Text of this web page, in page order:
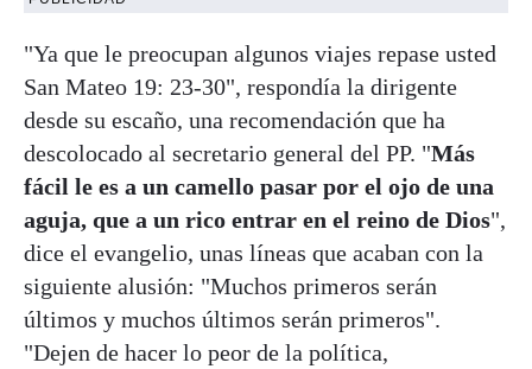
"Ya que le preocupan algunos viajes repase usted
San Mateo 19: 23-30", respondía la dirigente
desde su escaño, una recomendación que ha
descolocado al secretario general del PP. "Más
fácil le es a un camello pasar por el ojo de una
aguja, que a un rico entrar en el reino de Dios",
dice el evangelio, unas líneas que acaban con la
siguiente alusión: "Muchos primeros serán
últimos y muchos últimos serán primeros".
"Dejen de hacer lo peor de la política,